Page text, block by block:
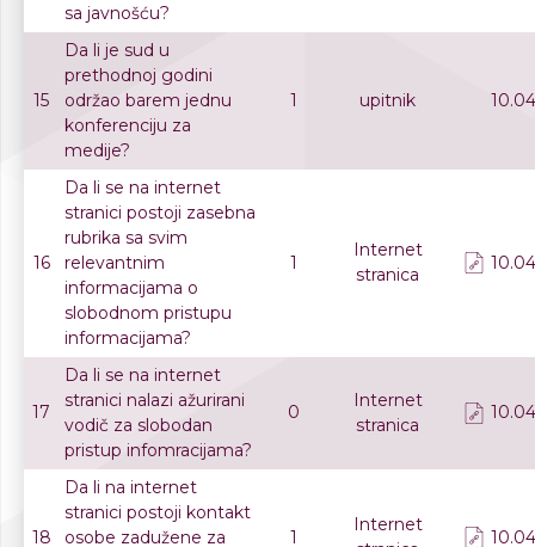
sa javnošću?
15
Da li je sud u
prethodnoj godini
održao barem jednu
konferenciju za
medije?
1 upitnik
16
Da li se na internet
stranici postoji zasebna
rubrika sa svim
relevantnim
informacijama o
slobodnom pristupu
informacijama?
1
Internet
stranica
17
Da li se na internet
stranici nalazi ažurirani
vodič za slobodan
pristup infomracijama?
0
Internet
stranica
18
Da li na internet
stranici postoji kontakt
osobe zadužene za
1
Internet